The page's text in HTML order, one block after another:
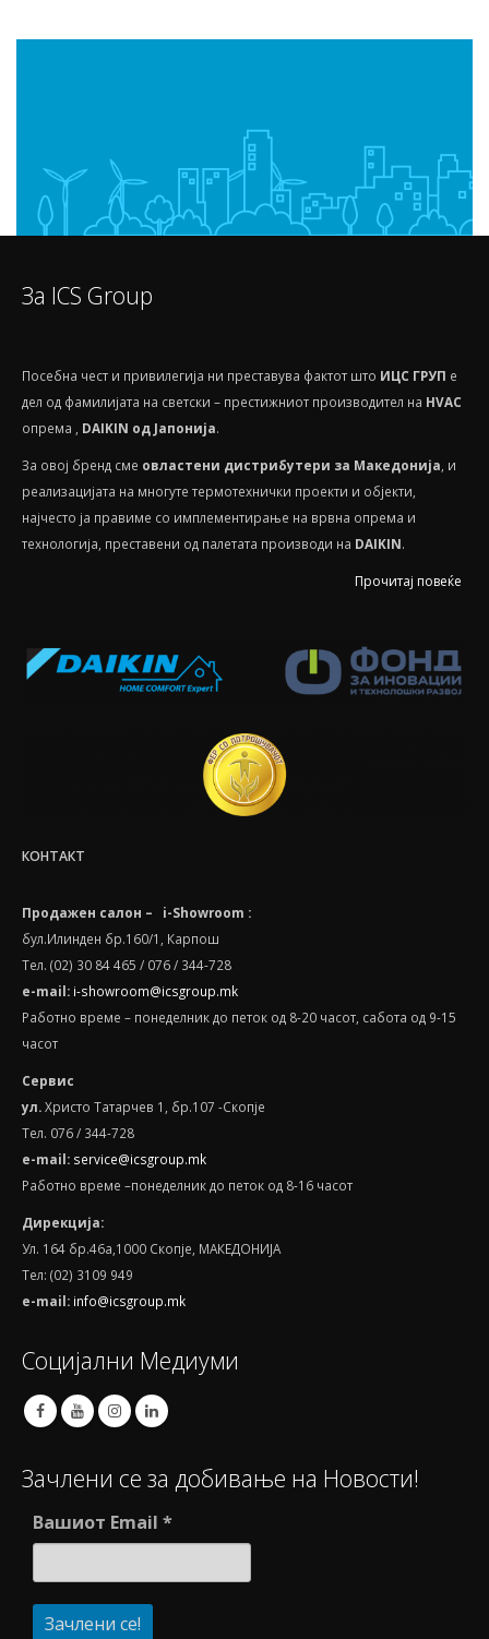
За ICS Group
Посебнa чест и привилегија ни преставува фактот што ИЦС ГРУП е
дел од фамилијата на светски – престижниот производител на HVAС
опрема , DAIKIN од Јапонија.
За овој бренд сме овластени дистрибутери за Македонија , и
реализацијата на многуте термотехнички проекти и објекти,
најчесто ја правиме со имплементирање на врвна опрема и
технологија, преставени од палетата производи на DAIKIN.
Прочитај повеќе
КОНТАКТ
Продажен салон – i-Showroom :
бул.Илинден бр.160/1, Карпош
Тел. (02) 30 84 465 / 076 / 344-728
e-mail: i-showroom@icsgroup.mk
Работно време – понеделник до петок од 8-20 часот, сабота oд 9-15
часот
Сервис
ул.Христо Татарчев 1, бр.107 -Скопје
Тел. 076 / 344-728
e-mail: service@icsgroup.mk
Работно време –понеделник до петок од 8-16 часот
Дирекција:
Ул. 164 бр.46а,1000 Скопје, МАКЕДОНИЈА
Тел: (02) 3109 949
e-mail: info@icsgroup.mk
Социјални Медиуми
Зачлени се за добивање на Новости!
Вашиот Email *